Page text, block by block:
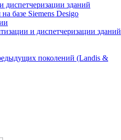
диспетчеризации зданий
базе Siemens Desigo
и диспетчеризации зданий
поколений (Landis &